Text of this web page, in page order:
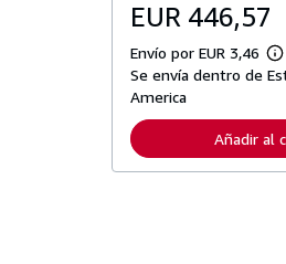
EUR 446,57
Envío por EUR 3,46
M
á
f
o
r
Se envía dentro de
America
Añadir al